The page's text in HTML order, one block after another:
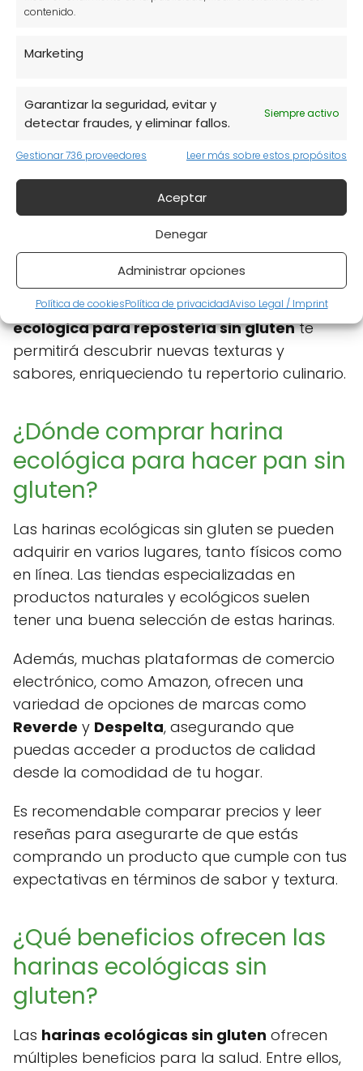
contenido.
Marketing
Garantizar la seguridad, evitar y
detectar fraudes, y eliminar fallos.
Siempre activo
Gestionar 736 proveedores Leer más sobre estos propósitos
Aceptar
Denegar
Administrar opciones
Política de cookiesPolítica de privacidadAviso Legal / Imprint
Utiliza ingredientes húmedos, como puré
cocción.
frutos secos para agregar más
Un ejemplo de receta sencilla es el pan de
harina de garbanzoy semillas de chía.
Mezcla 2 tazas de harina de garbanzo, 1/2
taza de semillas de chía, agua y sal. Hornea
a 180°C durante 30 minutos.
Experimentar en la cocina conharina
ecológica para repostería sin glutente
permitirá descubrir nuevas texturas y
sabores, enriqueciendo tu repertorio culinario.
¿Dónde comprar harina
ecológica para hacer pan sin
gluten?
Las harinas ecológicas sin gluten se pueden
adquirir en varios lugares, tanto físicos como
en línea. Las tiendas especializadas en
productos naturales y ecológicos suelen
tener una buena selección de estas harinas.
Además, muchas plataformas de comercio
electrónico, como Amazon, ofrecen una
variedad de opciones de marcas como
Reverde y Despelta, asegurando que
puedas acceder a productos de calidad
desde la comodidad de tu hogar.
Es recomendable comparar precios y leer
reseñas para asegurarte de que estás
comprando un producto que cumple con tus
expectativas en términos de sabor y textura.
¿Qué beneficios ofrecen las
harinas ecológicas sin
gluten?
Las harinas ecológicas sin gluten ofrecen
múltiples beneficios para la salud. Entre ellos,